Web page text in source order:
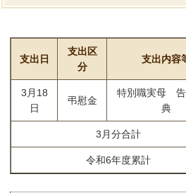
支出日
支出区
分
支出内容
3月18
日
弔慰金
特別職実母 告
典
3月分合計
令和6年度累計